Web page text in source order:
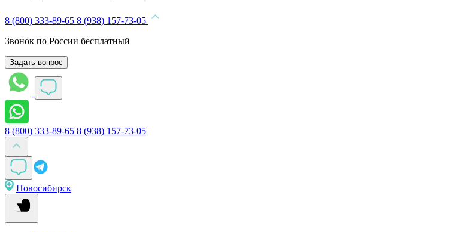
8 (800) 333-89-65 8 (938) 157-73-05
Звонок по России бесплатный
Задать вопрос
8 (800) 333-89-65 8 (938) 157-73-05
Новосибирск